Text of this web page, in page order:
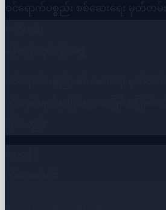
ဝင်ရောက်ပစ္စည်း စစ်ဆေးရေး မှတ်တမ်း